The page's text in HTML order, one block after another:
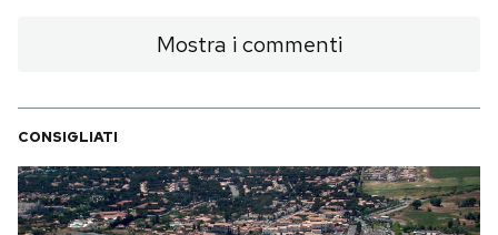
Mostra i commenti
CONSIGLIATI